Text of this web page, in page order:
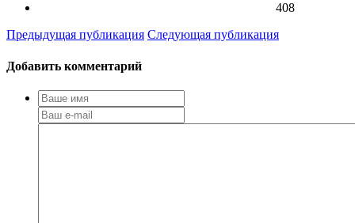
408
Предыдущая публикация Следующая публикация
Добавить комментарий